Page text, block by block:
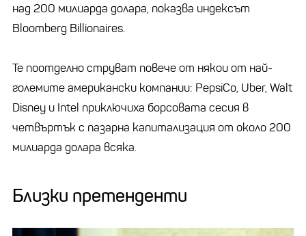
над 200 милиарда долара, показва индексът
Bloomberg Billionaires.
Те поотделно струват повече от някои от най-
големите американски компании: PepsiCo, Uber, Walt
Disney и Intel приключиха борсовата сесия в
четвъртък с пазарна капитализация от около 200
милиарда долара всяка.
Близки претенденти